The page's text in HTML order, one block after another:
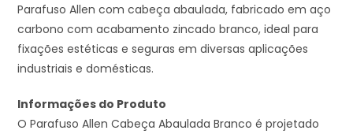
Parafuso Allen com cabeça abaulada, fabricado em aço
carbono com acabamento zincado branco, ideal para
fixações estéticas e seguras em diversas aplicações
industriais e domésticas.
Informações do Produto
O Parafuso Allen Cabeça Abaulada Branco é projetado